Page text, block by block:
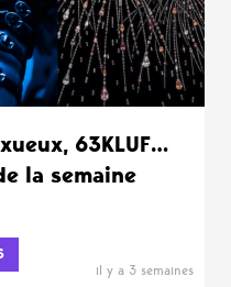
63KLUF…
la semaine
il y a 3 semaines